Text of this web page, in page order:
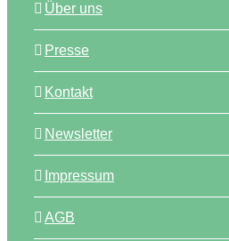
Über uns
Presse
Kontakt
Newsletter
Impressum
AGB